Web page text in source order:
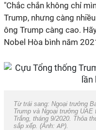
"Chắc chắn không chỉ
Trump, nhưng càng
ông Trump càng cao.
Nobel Hòa bình năm
Từ trái sang: Ngoại trưởng
Trump và Ngoại trưởng
Trắng, tháng 9/2020. Thỏa
sắp xếp. (Ảnh:AP).